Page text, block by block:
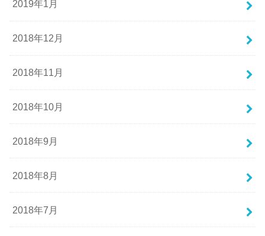
2019年1月
2018年12月
2018年11月
2018年10月
2018年9月
2018年8月
2018年7月